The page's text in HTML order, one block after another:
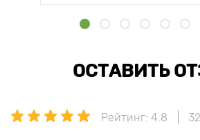
ОСТАВИТЬ
Рейтинг: 4.8